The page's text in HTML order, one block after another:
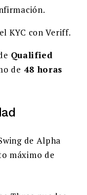
KYC con Veriff.
Qualified
de 48 horas
de Alpha
máximo de